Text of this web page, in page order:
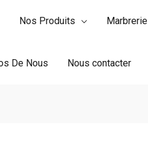
Nos Produits Marbrerie
De Nous Nous contacter